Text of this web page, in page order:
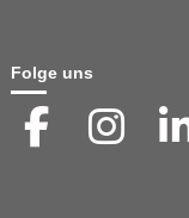
Folge uns